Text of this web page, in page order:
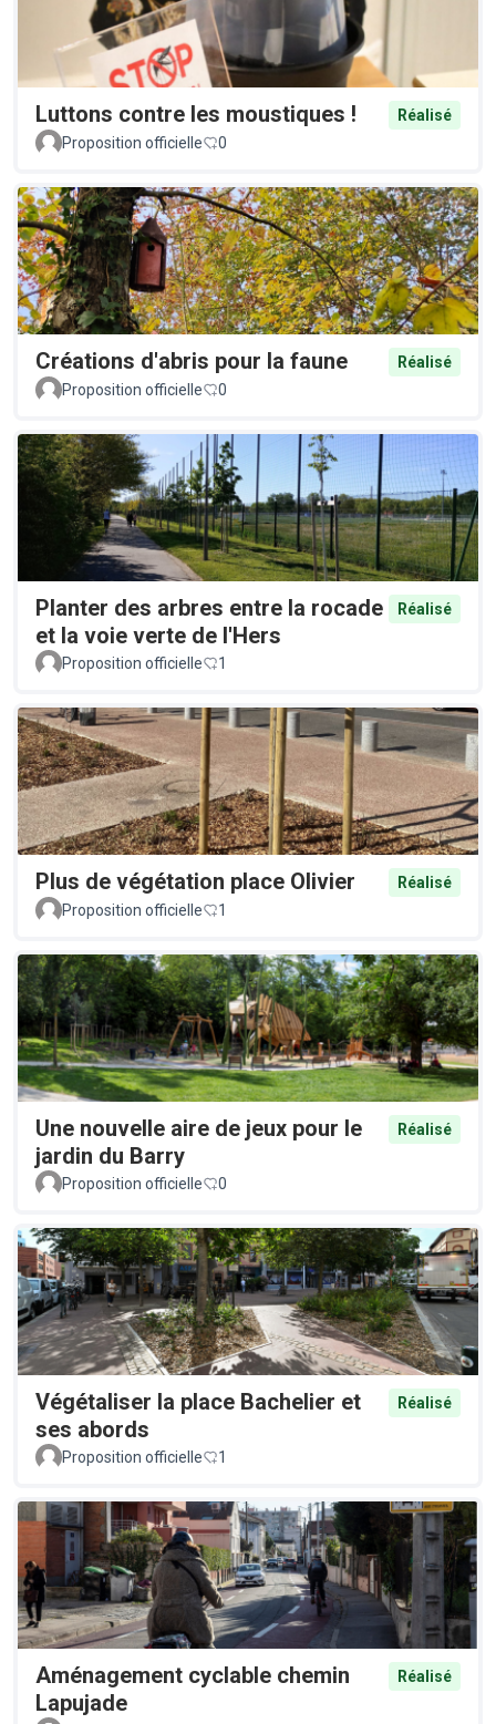
Luttons contre les moustiques !
Réalisé
Proposition officielle
0
Créations d'abris pour la faune
Réalisé
Proposition officielle
0
Planter des arbres entre la rocade
et la voie verte de l'Hers
Réalisé
Proposition officielle 1
Plus de végétation place Olivier
Réalisé
Proposition officielle
1
Une nouvelle aire de jeux pour le
jardin du Barry
Réalisé
Proposition officielle 0
Végétaliser la place Bachelier et
ses abords
Réalisé
Proposition officielle 1
Aménagement cyclable chemin
Lapujade
Réalisé